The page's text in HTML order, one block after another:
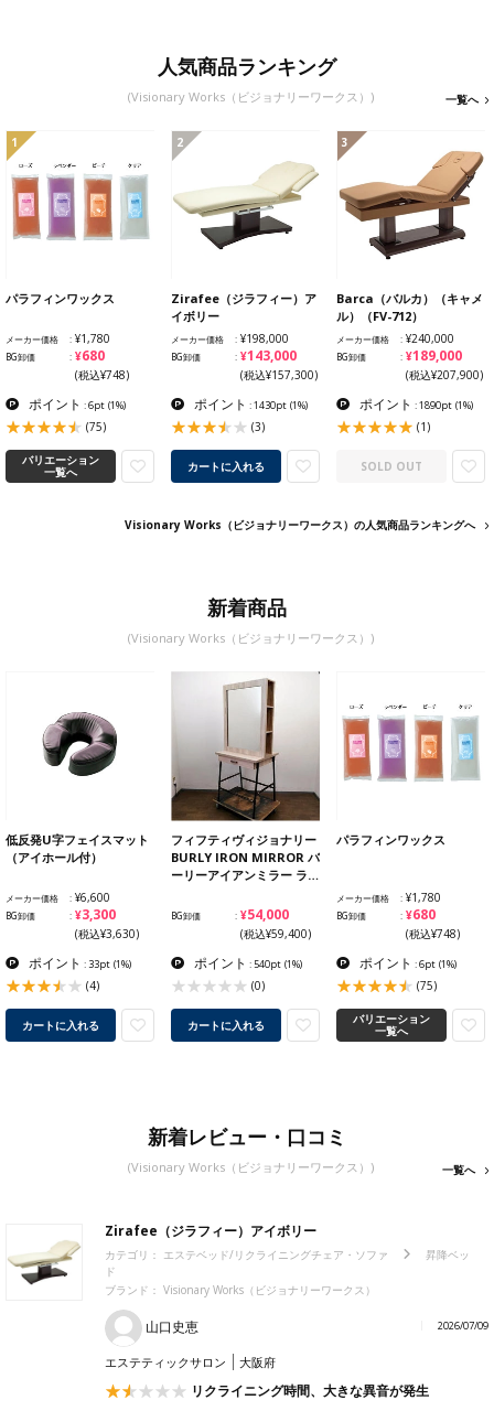
人気商品ランキング
(Visionary Works（ビジョナリーワークス）) 一覧へ
1
パラフィンワックス
メーカー価格 ¥1,780
BG卸価 ¥680
(税込¥748)
ポイント : 6pt (1%)
(75)
バリエーション
一覧へ
2
Zirafee（ジラフィー）ア
イボリー
メーカー価格 ¥198,000
BG卸価 ¥143,000
(税込¥157,300)
ポイント : 1430pt (1%)
(3)
カートに入れる
3
Barca（バルカ）（キャメ
ル）（FV-712）
メーカー価格 ¥240,000
BG卸価 ¥189,000
(税込¥207,900)
ポイント : 1890pt (1%)
(1)
SOLD OUT
Visionary Works（ビジョナリーワークス）の人気商品ランキングへ
新着商品
(Visionary Works（ビジョナリーワークス）)
低反発U字フェイスマット
（アイホール付）
メーカー価格 ¥6,600
BG卸価 ¥3,300
(税込¥3,630)
ポイント : 33pt (1%)
(4)
カートに入れる
フィフティヴィジョナリー
BURLY IRON MIRROR バ
ーリーアイアンミラー ラ…
BG卸価 ¥54,000
(税込¥59,400)
ポイント : 540pt (1%)
(0)
カートに入れる
パラフィンワックス
メーカー価格 ¥1,780
BG卸価 ¥680
(税込¥748)
ポイント : 6pt (1%)
(75)
バリエーション
一覧へ
新着レビュー・口コミ
(Visionary Works（ビジョナリーワークス）) 一覧へ
Zirafee（ジラフィー）アイボリー
カテゴリ： エステベッド/リクライニングチェア・ソファ
昇降ベッ
ド
ブランド： Visionary Works（ビジョナリーワークス）
山口史恵 2026/07/09
エステティックサロン 大阪府
リクライニング時間、大きな異音が発生